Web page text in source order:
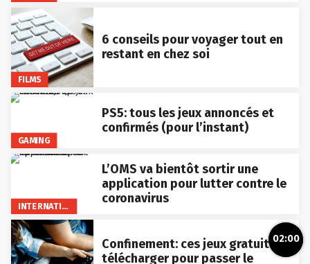
FILMS
6 conseils pour voyager tout en
restant en chez soi
GAMING
PS5: tous les jeux annoncés et
confirmés (pour l’instant)
INTERNATIONAL
L’OMS va bientôt sortir une
application pour lutter contre le
coronavirus
Confinement: ces jeux gratuits à
télécharger pour passer le
02:00